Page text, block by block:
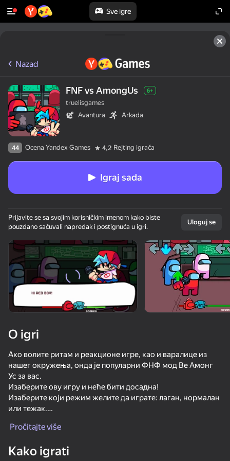
Sve igre
Svi ih vole.
Čak i “neigrači”
Prikaži sve
Rotirajte uređaj
Ova igra podržava samo pejzažna
orijentaciju
Wave challanges
Just Impostor
Nazad
FNF vs AmongUs 6+
truelisgames
Avantura
Arkada
44 Ocena Yandex Games 4,2 Rejting igrača
Igraj sada
Prijavite se sa svojim korisničkim imenom kako biste
pouzdano sačuvali napredak i postignuća u igri.
Uloguj se
O igri
Ако волите ритам и реакционе игре, као и варалице из
нашег окружења, онда је популарни ФНФ мод Ве Амонг
Ус за вас.
Изаберите ову игру и неће бити досадна!
Изаберите који режим желите да играте: лаган, нормалан
или тежак.
Pročitajte više
Kako igrati